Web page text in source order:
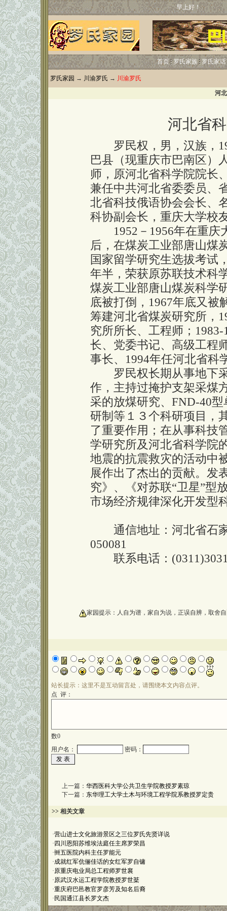
早上好！
首页 罗氏家族 罗氏家话
罗氏家园 → 川渝罗氏 → 川渝罗氏
河
河北省
罗民权，男，汉族，
巴县（现重庆市巴南区）
师，原河北省科学院院长
兼任中共河北省委委员、
北省科技俄语协会会长、
科协副会长，重庆大学校
1952－1956年在重庆
后，在煤炭工业部唐山煤
国家留学研究生选拔考试
年半，荣获原苏联技术科
煤炭工业部唐山煤炭科学
底被打倒，1967年底又被
筹建河北省煤炭研究所，
究所所长、工程师；
长、党委书记、高级工程
事长、1994年任河北省科
罗民权长期从事地下采
作，主持过掩护支架采煤
采的放煤研究、FND-40
研制等１３个科研项目，
了重要作用；在从事科技
学研究所及河北省科学院
地震的抗震救灾的活动中
展作出了杰出的贡献。发
究》、《对苏联“卫星”型
市场经济规律深化开发型
通信地址：河北省石
050081
联系电话：
家园提示：人自为谱，家自为说，正误自辨，取舍
站长提示：这里不是互动留言处，请围绕本文内容点评。
点 评：
数0
用户名：
密码：
上一篇： 华西医科大学公共卫生学院教授罗素琼
下一篇： 东华理工大学土木与环境工程学院系教授罗定贵
>> 相关文章
·营山进士文化旅游景区之三位罗氏先贤详说
· 四川恩阳苏维埃法庭任主席罗荣昌
·卌五医院内科主任罗能元
·成就红军伉俪佳话的女红军罗自镛
·原重庆电业局总工程师罗世襄
·原武汉水运工程学院教授罗世棻
·重庆府巴邑教官罗彦芳及知名后裔
· 民国通江县长罗文杰